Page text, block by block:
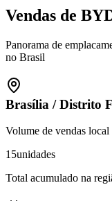
Vendas de
Panorama de
no Brasil
Brasília /Distrito
Volume de vendas local
15unidades
Total acumulado na